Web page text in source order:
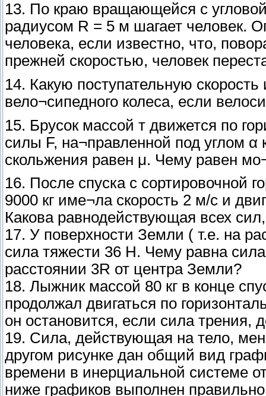
13. По краю вращающейся с
радиусом R = 5 м шагает человек.
человека, если известно, что,
прежней скоростью, человек
14. Какую поступательную
вело¬сипедного колеса, если
15. Брусок массой т движется по
силы F, на¬правленной под углом
скольжения равен μ. Чему равен
16. После спуска с сортировочной
9000 кг име¬ла скорость 2 м/с и
Какова равнодействующая всех
17. У поверхности Земли ( т.е. на
сила тяжести 36 Н. Чему равна
расстоянии 3R от центра Земли?
18. Лыжник массой 80 кг в конце
продолжал двигаться по
он остановится, если сила трения,
19. Сила, действующая на тело,
другом рисунке дан общий вид
времени в инерциальной системе
ниже графиков выполнен